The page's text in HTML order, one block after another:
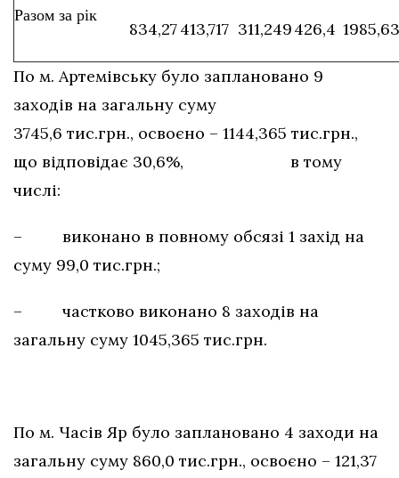
Разом за рік
834,27413,717 311,249426,4
По м. Артемівську було заплановано 9
заходів на загальну суму
3745,6 тис.грн., освоєно – 1144,365 тис.грн.,
що відповідає 30,6%, в тому
числі:
– виконано в повному обсязі 1 захід на
суму 99,0 тис.грн.;
– частково виконано 8 заходів на
загальну суму 1045,365 тис.грн.
По м. Часів Яр було заплановано 4 заходи на
загальну суму 860,0 тис.грн., освоєно – 121,37